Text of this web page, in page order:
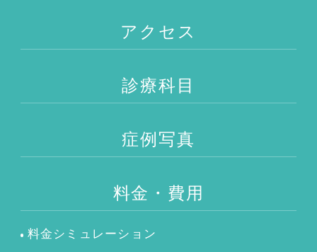
アクセス
診療科目
症例写真
料金・費用
料金シミュレーション